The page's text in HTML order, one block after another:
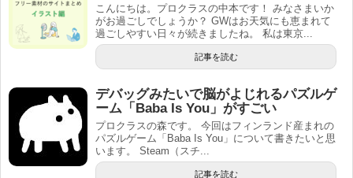
こんにちは。プロクラスの中本です！ みなさまいか
がお過ごしでしょうか？ GWはお天気にも恵まれて
過ごしやすい日々が続きましたね。 私は東京...
記事を読む
デバッグみたいで脳がよじれるパズルゲ
ーム「Baba Is You」がすごい
プロクラスの森です。 今回はフィンランド産まれの
パズルゲーム「Baba Is You」について書きたいと思
います。 Steam（スチ...
記事を読む